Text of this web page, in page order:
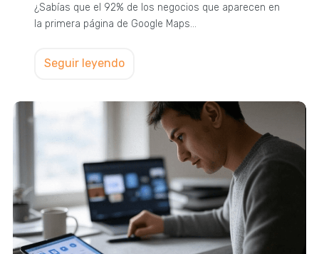
¿Sabías que el 92% de los negocios que aparecen en
la primera página de Google Maps…
Seguir leyendo